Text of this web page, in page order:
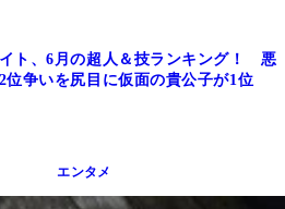
イト、6月の超人＆技ランキング！ 悪
位争いを尻目に仮面の貴公子が1位
エンタメ